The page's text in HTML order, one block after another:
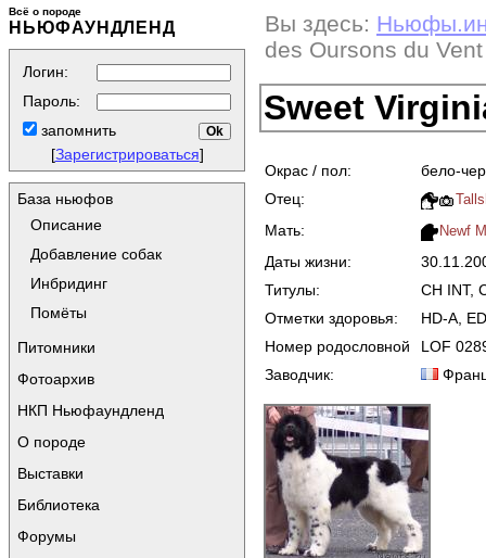
Всё о породе
НЬЮФАУНДЛЕНД
Логин:
Пароль:
запомнить
[Зарегистрироваться]
База ньюфов
Описание
Добавление собак
Инбридинг
Помёты
Питомники
Фотоархив
НКП Ньюфаундленд
О породе
Выставки
Библиотека
Форумы
Вы здесь:
des Oursons du Vent
Sweet
Окрас / пол:
бело-
Отец:
Мать: Newf
Даты жизни:
Титулы:
CH INT,
Отметки здоровья:
HD-A,
Номер родословной
LOF
Заводчик: